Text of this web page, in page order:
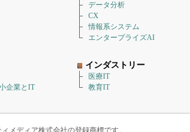
データ分析
CX
情報系システム
エンタープライズAI
企業とIT
インダストリー
医療IT
教育IT
メディア株式会社の登録商標です。